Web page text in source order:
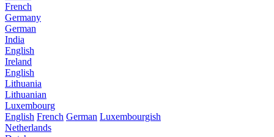
French
Germany
German
India
English
Ireland
English
Lithuania
Lithuanian
Luxembourg
English French German Luxembourgish
Netherlands